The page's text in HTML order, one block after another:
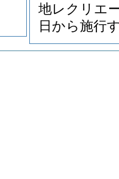
地レクリエ
日から施行